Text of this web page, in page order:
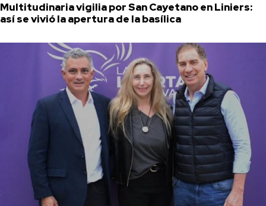
Multitudinaria vigilia por San Cayetano en Liniers:
así se vivió la apertura de la basílica